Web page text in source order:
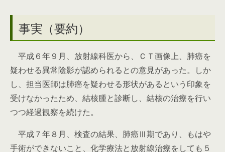
事実（要約）
平成６年９月、放射線科医から、ＣＴ画像上、肺癌を
疑わせる異常陰影が認められるとの意見があった。しか
し、担当医師は肺癌を疑わせる形状があるという印象を
受けなかったため、結核腫と診断し、結核の治療を行い
つつ経過観察を続けた。
平成７年８月、検査の結果、肺癌Ⅲ期であり、もはや
手術ができないこと、化学療法と放射線治療をしても５